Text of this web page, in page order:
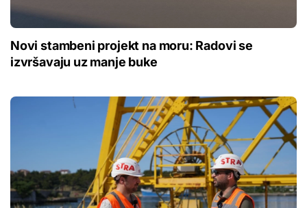
Novi stambeni projekt na moru: Radovi se
izvršavaju uz manje buke